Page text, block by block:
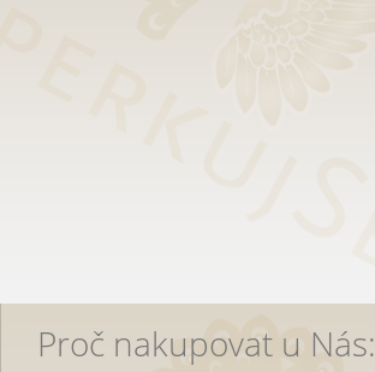
Proč nakupovat u Nás: